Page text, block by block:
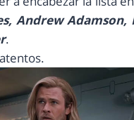
Andrew Adamson,
.